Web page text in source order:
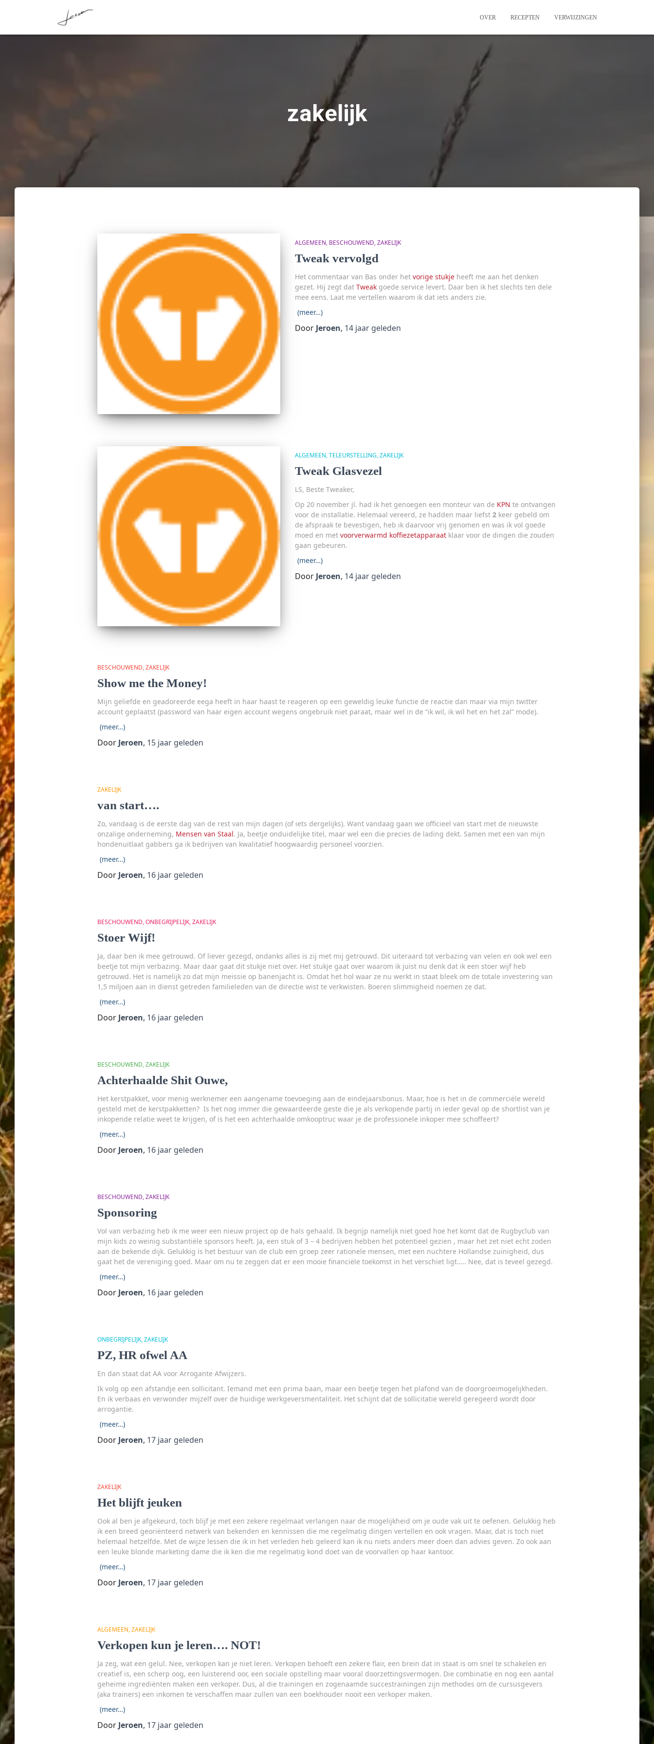
OVER RECEPTEN VERWIJZINGEN
zakelijk
ALGEMEEN BESCHOUWEND ZAKELIJK
Tweak vervolgd
Het commentaar van Bas onder het vorige stukjeheeft me aan het denken
gezet. Hij zegt dat Tweakgoede service levert. Daar ben ik het slechts ten dele
mee eens. Laat me vertellen waarom ik dat iets anders zie.
(meer…)
Door Jeroen, 14 jaargeleden
ALGEMEEN TELEURSTELLING ZAKELIJK
Tweak Glasvezel
LS, Beste Tweaker,
Op 20 november jl. had ik het genoegen een monteur van de KPN te ontvangen
voor de installatie. Helemaal vereerd, ze hadden maar liefst 2keer gebeld om
de afspraak te bevestigen, heb ik daarvoor vrij genomen en was ik vol goede
moed en met voorverwarmd koffiezetapparaatklaar voor de dingen die zouden
gaan gebeuren.
(meer…)
Door Jeroen, 14 jaargeleden
BESCHOUWEND ZAKELIJK
Show me the Money!
Mijn geliefde en geadoreerde eega heeft in haar haast te reageren op een geweldig leuke functie de reactie dan maar via mijn twitter
account geplaatst (password van haar eigen account wegens ongebruik niet paraat, maar wel in de “ik wil, ik wil het en het zal” mode).
(meer…)
DoorJeroen, 15 jaargeleden
ZAKELIJK
van start….
Zo, vandaag is de eerste dag van de rest van mijn dagen (of iets dergelijks). Want vandaag gaan we officieel van start met de nieuwste
onzalige onderneming, Mensen van Staal. Ja, beetje onduidelijke titel, maar wel een die precies de lading dekt. Samen met een van mijn
hondenuitlaat gabbers ga ik bedrijven van kwalitatief hoogwaardig personeel voorzien.
(meer…)
DoorJeroen, 16 jaargeleden
BESCHOUWEND ONBEGRIJPELIJK ZAKELIJK
Stoer Wijf!
Ja, daar ben ik mee getrouwd. Of liever gezegd, ondanks alles is zij met mij getrouwd. Dit uiteraard tot verbazing van velen en ook wel een
beetje tot mijn verbazing. Maar daar gaat dit stukje niet over. Het stukje gaat over waarom ik juist nu denk dat ik een stoer wijf heb
getrouwd. Het is namelijk zo dat mijn meissie op banenjacht is. Omdat het hol waar ze nu werkt in staat bleek om de totale investering van
1,5 miljoen aan in dienst getreden familieleden van de directie wist te verkwisten. Boeren slimmigheid noemen ze dat.
(meer…)
DoorJeroen, 16 jaargeleden
BESCHOUWEND ZAKELIJK
Achterhaalde Shit Ouwe,
Het kerstpakket, voor menig werknemer een aangename toevoeging aan de eindejaarsbonus. Maar, hoe is het in de commerciële wereld
gesteld met de kerstpakketten? Is het nog immer die gewaardeerde geste die je als verkopende partij in ieder geval op de shortlist van je
inkopende relatie weet te krijgen, of is het een achterhaalde omkooptruc waar je de professionele inkoper mee schoffeert?
(meer…)
DoorJeroen, 16 jaargeleden
BESCHOUWEND ZAKELIJK
Sponsoring
Vol van verbazing heb ik me weer een nieuw project op de hals gehaald. Ik begrijp namelijk niet goed hoe het komt dat de Rugbyclub van
mijn kids zo weinig substantiële sponsors heeft. Ja, een stuk of 3 – 4 bedrijven hebben het potentieel gezien , maar het zet niet echt zoden
aan de bekende dijk. Gelukkig is het bestuur van de club een groep zeer rationele mensen, met een nuchtere Hollandse zuinigheid, dus
gaat het de vereniging goed. Maar om nu te zeggen dat er een mooie financiële toekomst in het verschiet ligt….. Nee, dat is teveel gezegd.
(meer…)
DoorJeroen, 16 jaargeleden
ONBEGRIJPELIJK ZAKELIJK
PZ, HR ofwel AA
En dan staat dat AA voor Arrogante Afwijzers.
Ik volg op een afstandje een sollicitant. Iemand met een prima baan, maar een beetje tegen het plafond van de doorgroeimogelijkheden.
En ik verbaas en verwonder mijzelf over de huidige werkgeversmentaliteit. Het schijnt dat de sollicitatie wereld geregeerd wordt door
arrogantie.
(meer…)
DoorJeroen, 17 jaargeleden
ZAKELIJK
Het blijft jeuken
Ook al ben je afgekeurd, toch blijf je met een zekere regelmaat verlangen naar de mogelijkheid om je oude vak uit te oefenen. Gelukkig heb
ik een breed georiënteerd netwerk van bekenden en kennissen die me regelmatig dingen vertellen en ook vragen. Maar, dat is toch niet
helemaal hetzelfde. Met de wijze lessen die ik in het verleden heb geleerd kan ik nu niets anders meer doen dan advies geven. Zo ook aan
een leuke blonde marketing dame die ik ken die me regelmatig kond doet van de voorvallen op haar kantoor.
(meer…)
DoorJeroen, 17 jaargeleden
ALGEMEEN ZAKELIJK
Verkopen kun je leren…. NOT!
Ja zeg, wat een gelul. Nee, verkopen kan je niet leren. Verkopen behoeft een zekere flair, een brein dat in staat is om snel te schakelen en
creatief is, een scherp oog, een luisterend oor, een sociale opstelling maar vooral doorzettingsvermogen. Die combinatie en nog een aantal
geheime ingrediënten maken een verkoper. Dus, al die trainingen en zogenaamde succestrainingen zijn methodes om de cursusgevers
(aka trainers) een inkomen te verschaffen maar zullen van een boekhouder nooit een verkoper maken.
(meer…)
DoorJeroen, 17 jaargeleden